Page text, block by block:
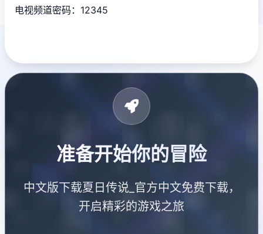
电视频道密码：12345
准备开始你的冒险
中文版下载夏日传说_官方中文免费下载，
开启精彩的游戏之旅